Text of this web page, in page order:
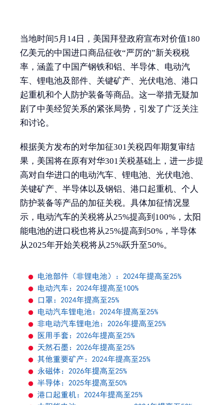
当地时间5月14日，美国拜登政府宣布对价值180
亿美元的中国进口商品征收“严厉的”新关税税
率，涵盖了中国产钢铁和铝、半导体、电动汽
车、锂电池及部件、关键矿产、光伏电池、港口
起重机和个人防护装备等商品。这一举措无疑加
剧了中美经贸关系的紧张局势，引发了广泛关注
和讨论。
根据美方发布的对华加征301关税四年期复审结
果，美国将在原有对华301关税基础上，进一步提
高对自华进口的电动汽车、锂电池、光伏电池、
关键矿产、半导体以及钢铝、港口起重机、个人
防护装备等产品的加征关税。具体加征情况显
示，电动汽车的关税将从25%提高到100%，太阳
能电池的进口税也将从25%提高到50%，半导体
从2025年开始关税将从25%跃升至50%。